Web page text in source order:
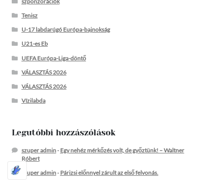
Tenisz
U-17 labdarúgó Európa-bajnokság
U21-es Eb
UEFA Európa-Liga-döntő
VÁLASZTÁS 2026
VÁLASZTÁS 2026
Vízilabda
Legutóbbi hozzászólások
szuper admin- Egy nehéz mérkőzés volt, de győztünk! – Waltner
Róbert
szuper admin- Párizsi előnnyel zárult az első felvonás.